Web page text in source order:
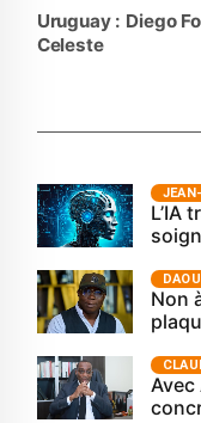
Uruguay : Diego
Celeste
L’IA
Non